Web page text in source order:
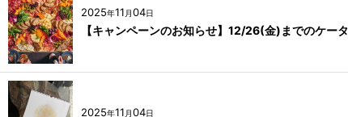
2025年11 月04日
【キャンペーンのお知らせ】12/26(金)までのケー
2025年11 月04日